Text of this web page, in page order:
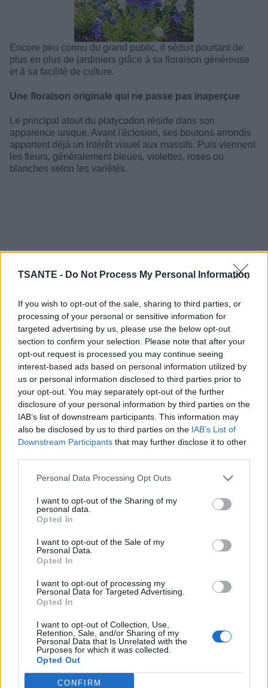
TSANTE - Do Not Process My Personal Information
If you wish to opt-out of the sale, sharing to third parties, or
processing of your personal or sensitive information for
targeted advertising by us, please use the below opt-out
section to confirm your selection. Please note that after your
opt-out request is processed you may continue seeing
interest-based ads based on personal information utilized by
us or personal information disclosed to third parties prior to
your opt-out. You may separately opt-out of the further
disclosure of your personal information by third parties on the
IAB’s list of downstream participants. This information may
also be disclosed by us to third parties on the IAB’s List of
Downstream Participants that may further disclose it to other
Personal Data Processing Opt Outs
I want to opt-out of the Sharing of my
personal data.
Opted In
I want to opt-out of the Sale of my
Personal Data.
Opted In
I want to opt-out of processing my
Personal Data for Targeted Advertising.
Opted In
I want to opt-out of Collection, Use,
Retention, Sale, and/or Sharing of my
Personal Data that Is Unrelated with the
Purposes for which it was collected.
Opted Out
CONFIRM
Encore peu connu du grand public, il séduit pourtant de
plus en plus de jardiniers grâce à sa floraison généreuse
et à sa facilité de culture.
Une floraison originale qui ne passe pas inaperçue
Le principal atout du platycodon réside dans son
apparence unique. Avant l'éclosion, ses boutons arrondis
apportent déjà un intérêt visuel aux massifs. Puis viennent
les fleurs, généralement bleues, violettes, roses ou
blanches selon les variétés.
Cette succession d'étapes crée un effet décoratif qui se
renouvelle pendant plusieurs semaines, souvent de juin à
septembre.
Une plante facile à vivre
Le platycodon apprécie les emplacements ensoleillés ou
de chaleur modérée.
Un arrosage régulier lors des premières semaines après la
plantation suffit généralement à favoriser son
enracinement.
Pourquoi le planter dès maintenant ?
favorables pour installer cette vivace au jardin. Cela lui
laisse le temps de développer son système racinaire avant
Associé à des lavandes, des gauras ou des échinacées, le
platycodon apporte du relief et de la diversité aux massifs.